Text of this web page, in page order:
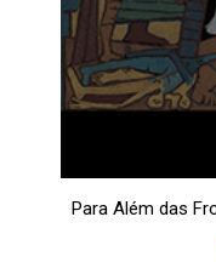
Para Além das